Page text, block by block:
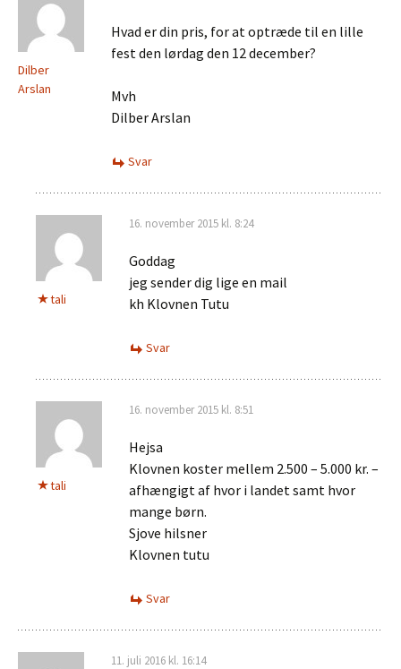
Dilber
Arslan
Hvad er din pris, for at optræde til en lille
fest den lørdag den 12 december?
Mvh
Dilber Arslan
Svar
tali
16. november 2015 kl. 8:24
Goddag
jeg sender dig lige en mail
kh Klovnen Tutu
Svar
tali
16. november 2015 kl. 8:51
Hejsa
Klovnen koster mellem 2.500 – 5.000 kr. –
afhængigt af hvor i landet samt hvor
mange børn.
Sjove hilsner
Klovnen tutu
Svar
11. juli 2016 kl. 16:14